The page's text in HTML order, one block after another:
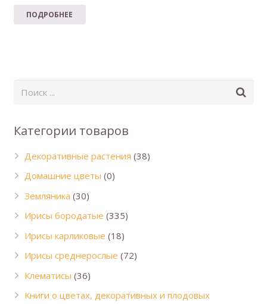
ПОДРОБНЕЕ
Категории товаров
Декоративные растения (38)
Домашние цветы (0)
Земляника (30)
Ирисы бородатые (335)
Ирисы карликовые (18)
Ирисы среднерослые (72)
Клематисы (36)
Книги о цветах, декоративных и плодовых